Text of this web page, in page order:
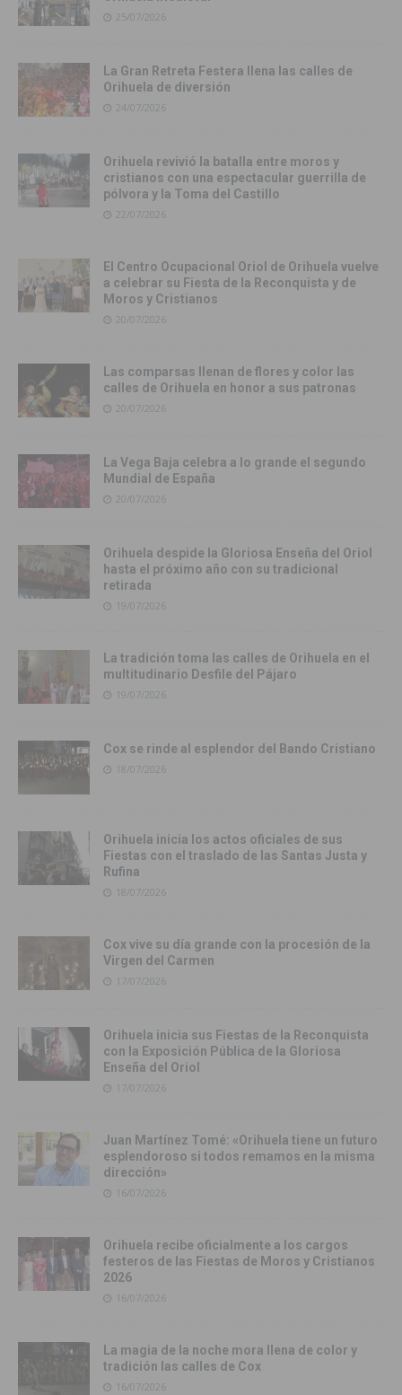
25/07/2026
La Gran Retreta Festera llena las calles de
Orihuela de diversión
24/07/2026
Orihuela revivió la batalla entre moros y
cristianos con una espectacular guerrilla de
pólvora y la Toma del Castillo
22/07/2026
El Centro Ocupacional Oriol de Orihuela vuelve
a celebrar su Fiesta de la Reconquista y de
Moros y Cristianos
20/07/2026
Las comparsas llenan de flores y color las
calles de Orihuela en honor a sus patronas
20/07/2026
La Vega Baja celebra a lo grande el segundo
Mundial de España
20/07/2026
Orihuela despide la Gloriosa Enseña del Oriol
hasta el próximo año con su tradicional
retirada
19/07/2026
La tradición toma las calles de Orihuela en el
multitudinario Desfile del Pájaro
19/07/2026
Cox se rinde al esplendor del Bando Cristiano
18/07/2026
Orihuela inicia los actos oficiales de sus
Fiestas con el traslado de las Santas Justa y
Rufina
18/07/2026
Cox vive su día grande con la procesión de la
Virgen del Carmen
17/07/2026
Orihuela inicia sus Fiestas de la Reconquista
con la Exposición Pública de la Gloriosa
Enseña del Oriol
17/07/2026
Juan Martínez Tomé: «Orihuela tiene un futuro
esplendoroso si todos remamos en la misma
dirección»
16/07/2026
Orihuela recibe oficialmente a los cargos
festeros de las Fiestas de Moros y Cristianos
2026
16/07/2026
La magia de la noche mora llena de color y
tradición las calles de Cox
16/07/2026